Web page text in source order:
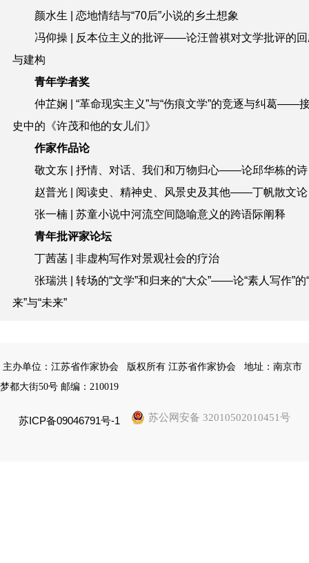
颜水生
| 恋地情结与“70后”小说的乡土想象
冯仰操
| 反本位主义的批评——论汪曾祺对文学批评的
与建构
青年学者奖
仲芷娴
| “革命现实主义”与“伤痕文学”的竞逐与纠葛——
史中的《许茂和他的女儿们》
作家作品论
敬文东
| 抒情、对话、我们和万物归心——论邱华栋的诗
赵普光
| 阅读史、精神史、风景史及其他——丁帆散文论
张一楠
| 苏童小说中河流空间隐喻意义的跨语际阐释
青年批评家论坛
丁茜菡
| 非虚构写作对景观社会的疗治
张瑞洪 | 转场的“文学”和归来的“大众”——论“素人写作”的
来”与“未来”
主办单位：江苏省作家协会 版权所有 江苏省作家协会
地址：南京市
梦都大街50号 邮编：210019
苏ICP备09046791号-1 苏公网安备 32010502010451号